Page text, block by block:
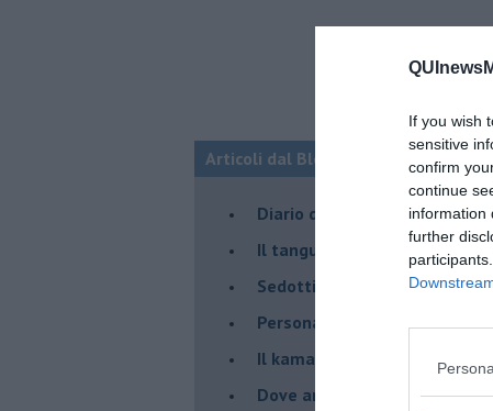
If you wish
sensitive
confirm
continue
information
further
Articoli dal Blog “Parole
Diario di una tanghera
Il tanguero che entra in pista
Sedotti e abbandonati nel
Personalità tanguera
Il kamasutango
Dove andiamo stasera?